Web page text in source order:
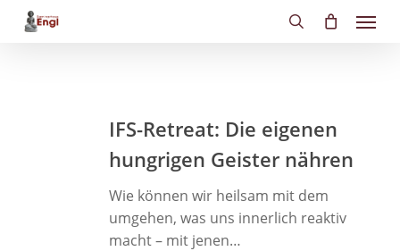
Menu
Die
eigenen
Geister
nähren
IFS-Retreat: Die eigenen
hungrigen Geister nähren
Wie können wir heilsam mit dem
umgehen, was uns innerlich reaktiv
macht – mit jenen…